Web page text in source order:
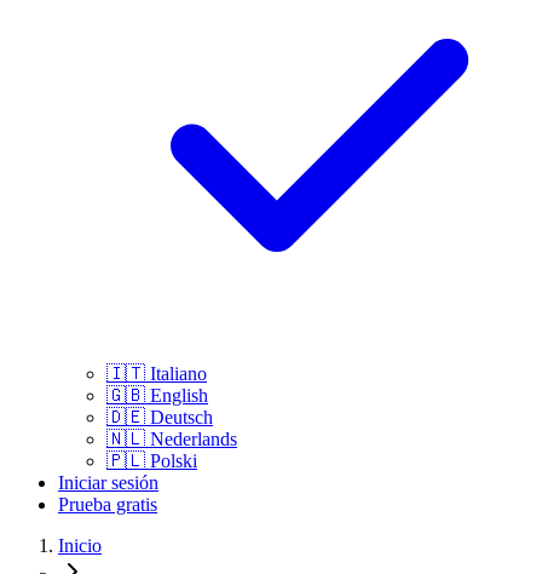
🇮🇹 Italiano
🇬🇧 English
🇩🇪 Deutsch
🇳🇱 Nederlands
🇵🇱 Polski
Iniciar sesión
Prueba gratis
Inicio